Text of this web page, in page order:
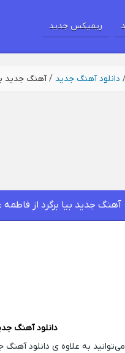
ریمیکس جدید
دانلود آهنگ جدید /آهنگ جدید
آهنگ جدید بیا برگرد از
دانلود آهنگ
به علاوه ی دانلود آهنگ